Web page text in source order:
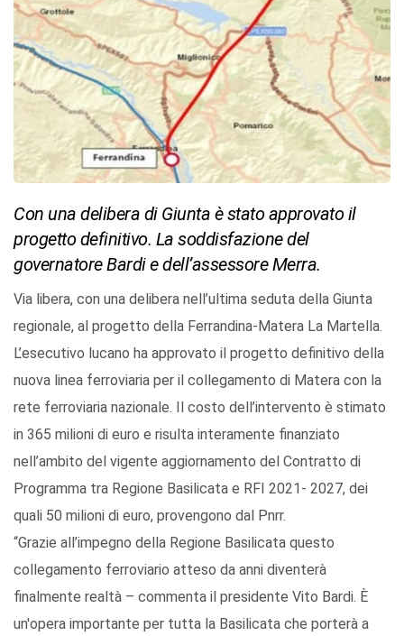
Con una delibera di Giunta è stato approvato il
progetto definitivo. La soddisfazione del
governatore Bardi e dell’assessore Merra.
Via libera, con una delibera nell’ultima seduta della Giunta
regionale, al progetto della Ferrandina-Matera La Martella.
L’esecutivo lucano ha approvato il progetto definitivo della
nuova linea ferroviaria per il collegamento di Matera con la
rete ferroviaria nazionale. Il costo dell’intervento è stimato
in 365 milioni di euro e risulta interamente finanziato
nell’ambito del vigente aggiornamento del Contratto di
Programma tra Regione Basilicata e RFI 2021- 2027, dei
quali 50 milioni di euro, provengono dal Pnrr.
“Grazie all’impegno della Regione Basilicata questo
collegamento ferroviario atteso da anni diventerà
finalmente realtà – commenta il presidente Vito Bardi. È
un'opera importante per tutta la Basilicata che porterà a